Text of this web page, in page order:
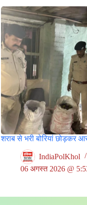
शराब से भरी बोरियां छोड़कर
IndiaPolKhol
06 अगस्त 2026 @